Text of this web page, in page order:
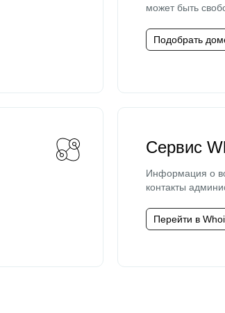
может быть
Подобрать
Сервис
Информация о
контакты
Перейти в